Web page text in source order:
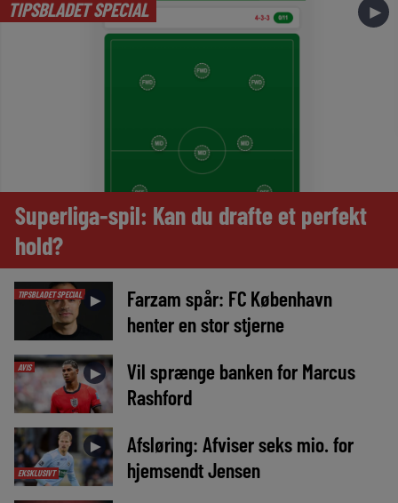
TIPSBLADET SPECIAL ►
Superliga-spil: Kan du drafte et perfekt
hold?
TIPSBLADET SPECIAL ►
Farzam spår: FC København
henter en stor stjerne
AVIS ►
Vil sprænge banken for Marcus
Rashford
EKSKLUSIVT
►
Afsløring: Afviser seks mio. for
hjemsendt Jensen